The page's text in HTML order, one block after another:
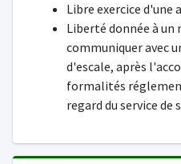
Libre exercice d'une
Liberté donnée à un
communiquer avec
d'escale, après
formalités
regard du service de